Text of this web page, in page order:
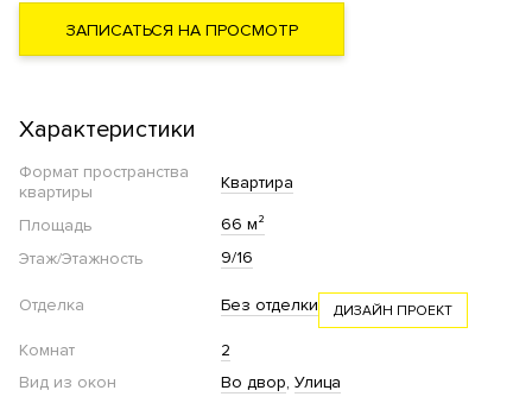
ЗАПИСАТЬСЯ НА ПРОСМОТР
Характеристики
Формат пространства
квартиры
Квартира
Площадь
66 м²
Этаж/Этажность
9/16
Отделка Без отделки ДИЗАЙН ПРОЕКТ
Комнат
2
Вид из окон
Во двор Улица